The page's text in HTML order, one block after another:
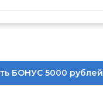
БОНУС 5000 рублей